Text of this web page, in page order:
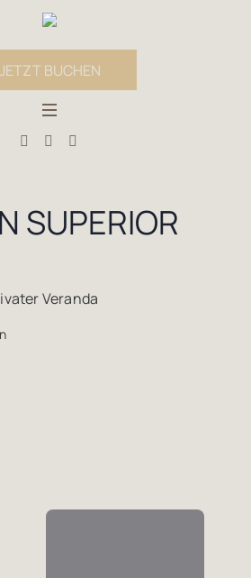
JETZT BUCHEN
SUPERIOR
Veranda